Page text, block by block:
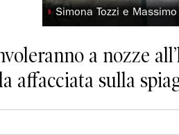
◗ Simona Tozzi e
a nozze
affacciata sulla